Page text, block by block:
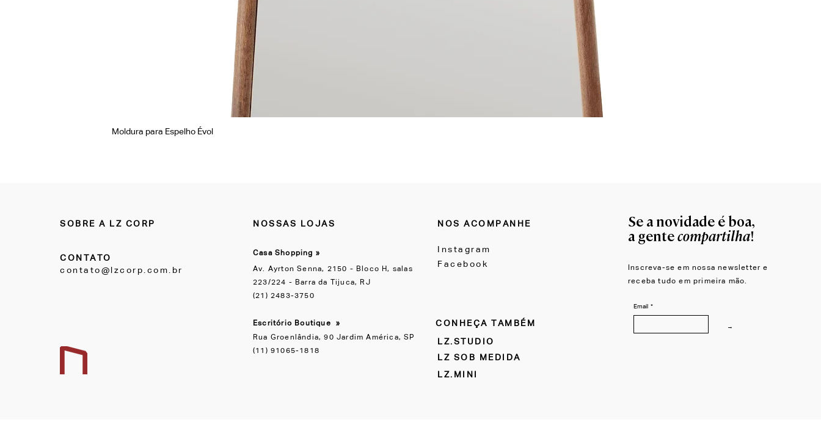
Moldura para Espelho Évol
SOBRE A LZ CORP
CONTATO
contato@lzcorp.com.br
NOSSAS LOJAS
Casa Shopping »
Av. Ayrton Senna, 2150 - Bloco H, salas
223/224 - Barra da Tijuca, RJ
(21) 2483-3750
Escritório Boutique
»
Rua Groenlândia, 90 Jardim América, SP
(11) 91065-1818
NOS ACOMPANHE
Instagram
Facebook
CONHEÇA TAMBÉM
LZ.STUDIO
LZ SOB MEDIDA
LZ.MINI
Se a novidade é boa,
a gentecompartilha!
Inscreva-se em nossa newsletter e
receba tudo em primeira mão.
Email *
→